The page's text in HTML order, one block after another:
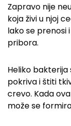
Zapravo nije
koja živi u njoj
lako se prenosi
pribora.
Heliko bakterija
pokriva i štiti
crevo. Kada
može se